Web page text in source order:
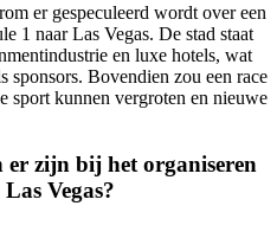
er gespeculeerd wordt over een
1 naar Las Vegas. De stad staat
en luxe hotels, wat
Bovendien zou een race
sport kunnen vergroten en nieuwe
er zijn bij het organiseren
Vegas?